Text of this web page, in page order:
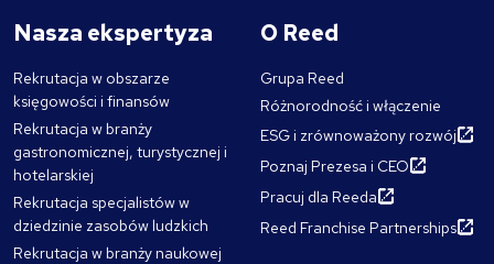
Nasza ekspertyza
Rekrutacja w obszarze
księgowości i finansów
Rekrutacja w branży
gastronomicznej, turystycznej i
hotelarskiej
Rekrutacja specjalistów w
dziedzinie zasobów ludzkich
Rekrutacja w branży naukowej
O Reed
Grupa Reed
Różnorodność i włączenie
ESG i zrównoważony rozwój
Poznaj Prezesa i CEO
Pracuj dla Reeda
Reed Franchise Partnerships